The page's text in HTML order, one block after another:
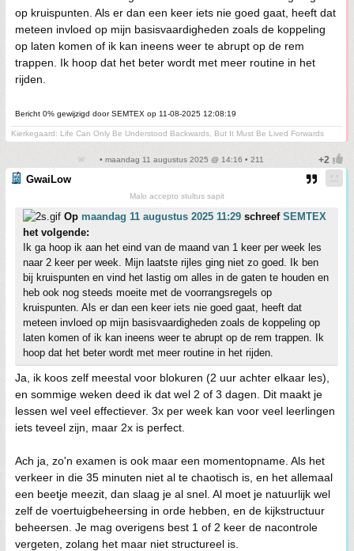
op kruispunten. Als er dan een keer iets nie goed gaat, heeft dat
meteen invloed op mijn basisvaardigheden zoals de koppeling
op laten komen of ik kan ineens weer te abrupt op de rem
trappen. Ik hoop dat het beter wordt met meer routine in het
rijden.
Bericht 0% gewijzigd door SEMTEX op 11-08-2025 12:08:19
Kierkegaard: Life Can Only Be Understood Backwards, But It Must Be Lived Forwards
• maandag 11 augustus 2025 @ 14:16 • 211
GwaiLow
Malo accepto stultus sapit
Op maandag 11 augustus 2025 11:29 schreef SEMTEX
het volgende:
Ik ga hoop ik aan het eind van de maand van 1 keer per week les
naar 2 keer per week. Mijn laatste rijles ging niet zo goed. Ik ben
bij kruispunten en vind het lastig om alles in de gaten te houden en
heb ook nog steeds moeite met de voorrangsregels op
kruispunten. Als er dan een keer iets nie goed gaat, heeft dat
meteen invloed op mijn basisvaardigheden zoals de koppeling op
laten komen of ik kan ineens weer te abrupt op de rem trappen. Ik
hoop dat het beter wordt met meer routine in het rijden.
Ja, ik koos zelf meestal voor blokuren (2 uur achter elkaar les),
en sommige weken deed ik dat wel 2 of 3 dagen. Dit maakt je
lessen wel veel effectiever. 3x per week kan voor veel leerlingen
iets teveel zijn, maar 2x is perfect.
Ach ja, zo'n examen is ook maar een momentopname. Als het
verkeer in die 35 minuten niet al te chaotisch is, en het allemaal
een beetje meezit, dan slaag je al snel. Al moet je natuurlijk wel
zelf de voertuigbeheersing in orde hebben, en de kijkstructuur
beheersen. Je mag overigens best 1 of 2 keer de nacontrole
vergeten, zolang het maar niet structureel is.